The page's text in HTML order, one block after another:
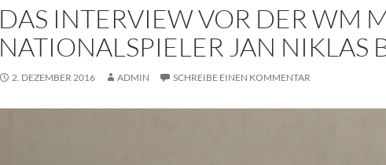
DAS INTERVIEW VOR DER WM
NATIONALSPIELER JAN NIKLAS
2. DEZEMBER 2016 ADMIN SCHREIBE EINEN KOMMENTAR